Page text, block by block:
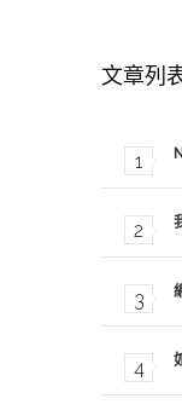
文章列